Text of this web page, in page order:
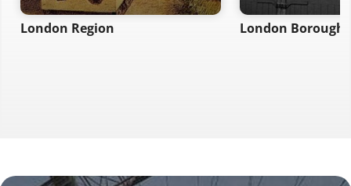
London Region London Borough